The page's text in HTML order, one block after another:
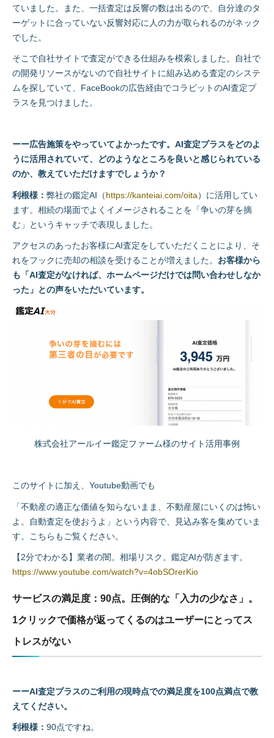
ていました。また、一括査定は反響の数は出るので、自分達のタ
ーゲットに合っていない反響対応に人の力が取られるのがネック
でした。
そこで自社サイトで査定ができる仕組みを模索しました。自社で
の開発リソースがないので自社サイトに組み込める査定のシステ
ムを探していて、FaceBookの広告経由でコラビットのAI査定プ
ラスを見つけました。
ーー広告施策をやっていてよかったです。AI査定プラスをどのよ
うに活用されていて、どのようなところを良いと感じられている
のか、教えていただけますでしょうか？
利根様： 弊社の鑑定AI（https://kanteiai.com/oita）に活用してい
ます。相続の場面でよくイメージされることを「争いの芽を摘
む」というキャッチで表現しました。
アクセスのあったお客様にAI査定をしていただくことにより、そ
れをフックに売却の相談を受けることが増えました。 お客様から
も「AI査定がなければ、ホームページだけでは問い合わせしなか
った」との声をいただいています。
株式会社アールイー鑑定ファーム様のサイト活用事例
このサイトに加え、Youtube動画でも
「不動産の適正な価値を知らないまま、不動産屋にいくのは怖い
よ。自動査定を使おうよ」という内容で、見込み客を集めていま
す。こちらもご覧ください。
【2分でわかる】業者の闇。相場リスク。鑑定AIが防ぎます。
https://www.youtube.com/watch?v=4obSOrerKio
サービスの満足度：90点。圧倒的な「入力の少なさ」。
1クリックで価格が返ってくるのはユーザーにとってス
トレスがない
ーーAI査定プラスのご利用の現時点での満足度を100点満点で教
えてください。
利根様： 90点ですね。